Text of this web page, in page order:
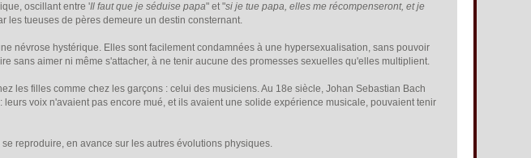
oscillant entre 'Il faut que je séduise papa" et "si je tue papa, elles me récompenseront, et je
les tueuses de pères demeure un destin consternant.
névrose hystérique. Elles sont facilement condamnées à une hypersexualisation, sans pouvoir
sans aimer ni même s'attacher, à ne tenir aucune des promesses sexuelles qu'elles multiplient.
les filles comme chez les garçons : celui des musiciens. Au 18e siècle, Johan Sebastian Bach
voix n'avaient pas encore mué, et ils avaient une solide expérience musicale, pouvaient tenir
reproduire, en avance sur les autres évolutions physiques.